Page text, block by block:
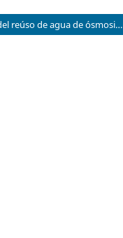
Simbiosis industrial: viabilidad técnica del reúso de agua de ósmosis inversa en lavanderías del centro de México